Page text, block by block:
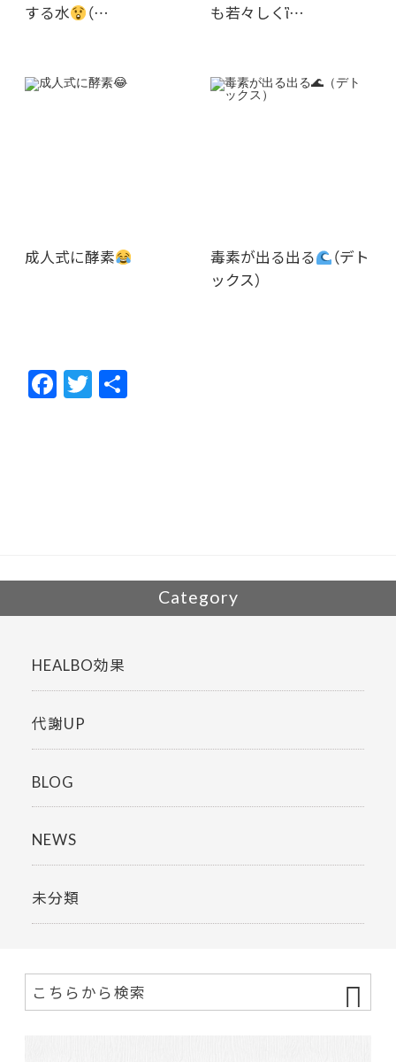
する水
（…
も若々しくἳ…
成人式に酵素 毒素が出る出る
（デト
ックス）
F
ac
T
w
Category
HEALBO効果
代謝UP
BLOG
NEWS
未分類